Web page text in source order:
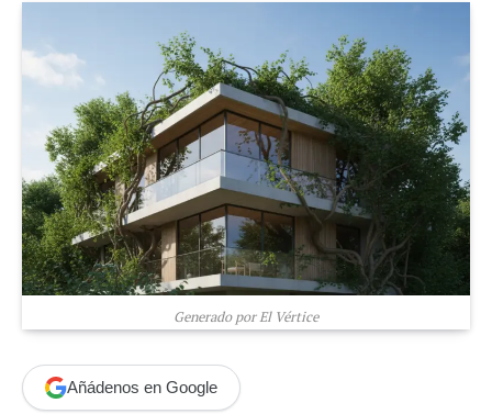
Generado por El Vértice
Añádenos en Google